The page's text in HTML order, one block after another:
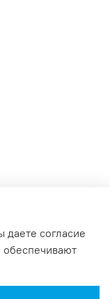
даете согласие
обеспечивают